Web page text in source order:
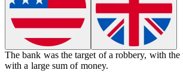
The bank was the target of arobbery, with the
with a large sum of money.